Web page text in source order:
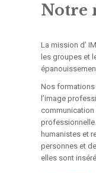
Notre
La mission d’
les groupes et
Nos
l’image
communication
humanistes et
personnes et
elles sont